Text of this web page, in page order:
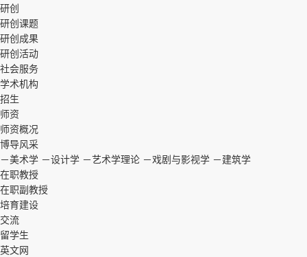
研创
研创课题
研创成果
研创活动
社会服务
学术机构
招生
师资
师资概况
博导风采
－美术学 －设计学 －艺术学理论 －戏剧与影视学 －建筑学
在职教授
在职副教授
培育建设
交流
留学生
英文网